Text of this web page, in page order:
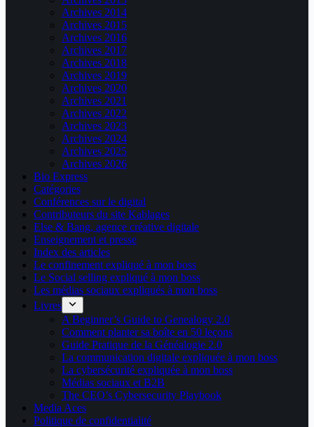
Archives 2014
Archives 2015
Archives 2016
Archives 2017
Archives 2018
Archives 2019
Archives 2020
Archives 2021
Archives 2022
Archives 2023
Archives 2024
Archives 2025
Archives 2026
Bio Express
Catégories
Conférences sur le digital
Contributeurs du site Kablages
Else & Bang, agence créative digitale
Enseignement et presse
Index des articles
Le confinement expliqué à mon boss
Le Social selling expliqué à mon boss
Les médias sociaux expliqués à mon boss
Livres
A Beginner’s Guide to Genealogy 2.0
Comment planter sa boîte en 50 leçons
Guide Pratique de la Généalogie 2.0
La communication digitale expliquée à mon boss
La cybersécurité expliquée à mon boss
Médias sociaux et B2B
The CEO’s Cybersecurity Playbook
Media Aces
Politique de confidentialité